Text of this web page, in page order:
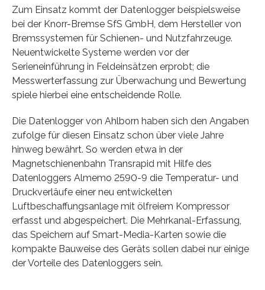
Zum Einsatz kommt der Datenlogger beispielsweise
bei der Knorr-Bremse SfS GmbH, dem Hersteller von
Bremssystemen für Schienen- und Nutzfahrzeuge.
Neuentwickelte Systeme werden vor der
Serieneinführung in Feldeinsätzen erprobt; die
Messwerterfassung zur Überwachung und Bewertung
spiele hierbei eine entscheidende Rolle.
Die Datenlogger von Ahlborn haben sich den Angaben
zufolge für diesen Einsatz schon über viele Jahre
hinweg bewährt. So werden etwa in der
Magnetschienenbahn Transrapid mit Hilfe des
Datenloggers Almemo 2590-9 die Temperatur- und
Druckverläufe einer neu entwickelten
Luftbeschaffungsanlage mit ölfreiem Kompressor
erfasst und abgespeichert. Die Mehrkanal-Erfassung,
das Speichern auf Smart-Media-Karten sowie die
kompakte Bauweise des Geräts sollen dabei nur einige
der Vorteile des Datenloggers sein.